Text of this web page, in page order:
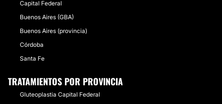
Capital Federal
Buenos Aires (GBA)
Buenos Aires (provincia)
Córdoba
Santa Fe
TRATAMIENTOS POR PROVINCIA
Gluteoplastia Capital Federal